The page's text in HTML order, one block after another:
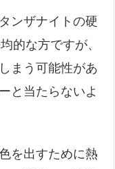
ンザナイトの硬
的な方ですが、
まう可能性があ
と当たらないよ
を出すために熱